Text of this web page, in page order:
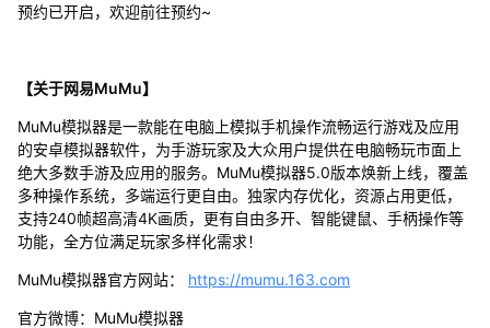
预约已开启，欢迎前往预约~
【关于网易MuMu】
MuMu模拟器是一款能在电脑上模拟手机操作流畅运行游戏及应用
的安卓模拟器软件，为手游玩家及大众用户提供在电脑畅玩市面上
绝大多数手游及应用的服务。MuMu模拟器5.0版本焕新上线，覆盖
多种操作系统，多端运行更自由。独家内存优化，资源占用更低，
支持240帧超高清4K画质，更有自由多开、智能键鼠、手柄操作等
功能，全方位满足玩家多样化需求！
MuMu模拟器官方网站： https://mumu.163.com
官方微博：MuMu模拟器